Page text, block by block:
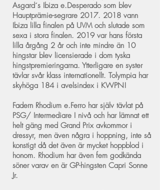
Asgard´s Ibiza e.Desperado som blev
Hauptprämie-segrare 2017. 2018 vann
Ibiza lilla finalen på UVM och slutade som
sexa i stora finalen. 2019 var hans första
lilla årgång 2 år och inte mindre än 10
hingstar blev licensierade i dom tyska
hingstpremieringarna. Ytterligare en syster
tävlar svår klass internationellt. Tolympia har
skyhöga 184 i avelsindex i KWPN!
Fadern Rhodium e.Ferro har själv tävlat på
PSG/ Intermediare I nivå och har lämnat ett
helt gäng med Grand Prix avkommor i
dressyr, men även några i hoppning, inte så
konstigt då det även är mycket hoppblod i
honom. Rhodium har även fem godkända
söner varav en är GP-hingsten Capri Sonne
Jr.